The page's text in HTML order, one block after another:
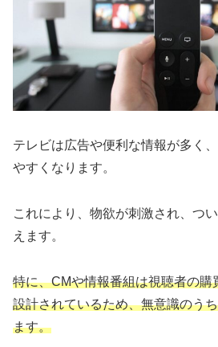
テレビは広告や便利な情報が多く
やすくなります。
これにより、物欲が刺激され、つ
えます。
特に、CMや情報番組は視聴者の購
設計されているため、無意識のう
ます。